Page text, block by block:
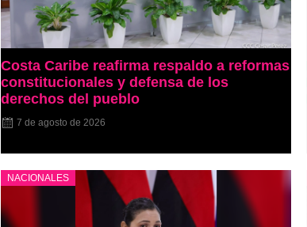
Costa Caribe reafirma respaldo a reformas
constitucionales y defensa de los
derechos del pueblo
7 de agosto de 2026
NACIONALES